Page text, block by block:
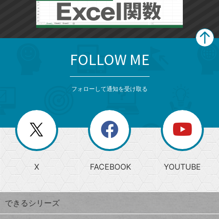
じ
る
search
検
索
上
昇
ワ
ー
ド
閉
じ
る
ー
か
ら
探
す
FOLLOW ME
フォローして通知を受け取る
X FACEBOOK YOUTUBE
できるシリーズ